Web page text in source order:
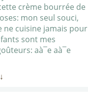
crème bourrée de
mon seul souci,
ne cuisine jamais pour
sont mes
aà¯e aà¯e
↓